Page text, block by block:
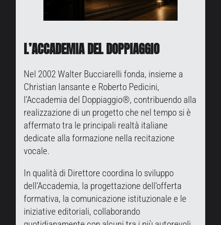
L’ACCADEMIA DEL DOPPIAGGIO
Nel 2002 Walter Bucciarelli fonda, insieme a
Christian Iansante e Roberto Pedicini,
l’Accademia del Doppiaggio®, contribuendo alla
realizzazione di un progetto che nel tempo si è
affermato tra le principali realtà italiane
dedicate alla formazione nella recitazione
vocale.
In qualità di Direttore coordina lo sviluppo
dell’Accademia, la progettazione dell’offerta
formativa, la comunicazione istituzionale e le
iniziative editoriali, collaborando